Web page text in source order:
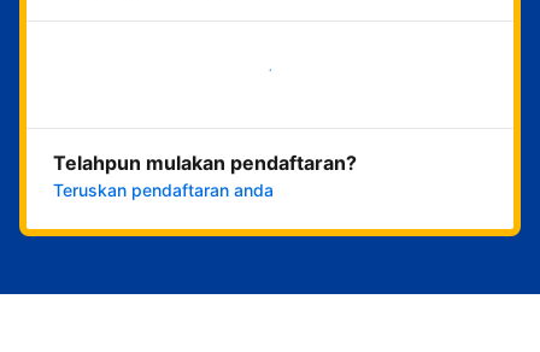
Mulakan sekarang
Telahpun mulakan pendaftaran?
Teruskan pendaftaran anda